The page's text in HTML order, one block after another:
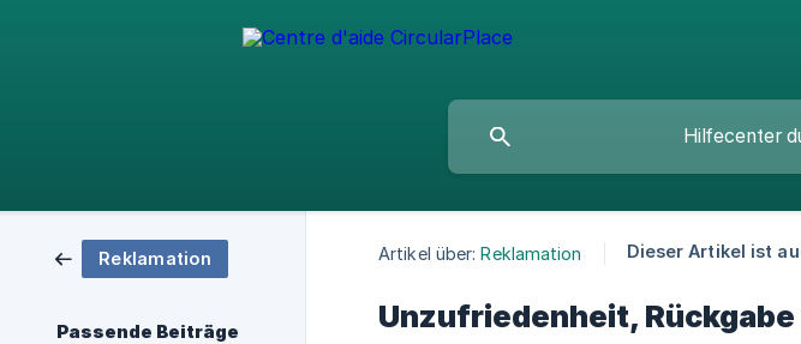
Reklamation
Passende Beiträge
Artikel über: Reklamation Dieser Artikel ist
Unzufriedenheit,